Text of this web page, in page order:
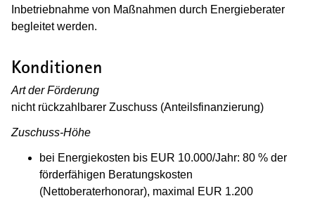
Inbetriebnahme von Maßnahmen durch Energieberater
begleitet werden.
Konditionen
Art der Förderung
nicht rückzahlbarer Zuschuss (Anteilsfinanzierung)
Zuschuss-Höhe
bei Energiekosten bis EUR 10.000/Jahr: 80 % der
förderfähigen Beratungskosten
(Nettoberaterhonorar), maximal EUR 1.200